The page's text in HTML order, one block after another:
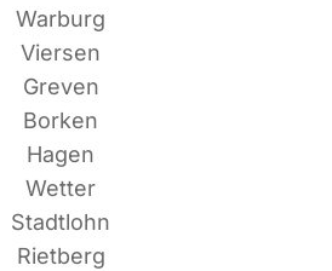
Warburg
Viersen
Greven
Borken
Hagen
Wetter
Stadtlohn
Rietberg